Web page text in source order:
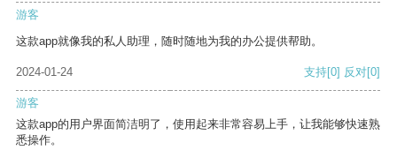
游客
这款app就像我的私人助理，随时随地为我的办公提供帮助。
2024-01-24 支持[0] 反对[0]
游客
这款app的用户界面简洁明了，使用起来非常容易上手，让我能够快速熟
悉操作。